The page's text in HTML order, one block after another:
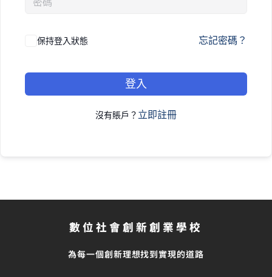
保持登入狀態 忘記密碼？
登入
沒有賬戶？ 立即註冊
數位社會創新創業學校
為每一個創新理想找到實現的道路